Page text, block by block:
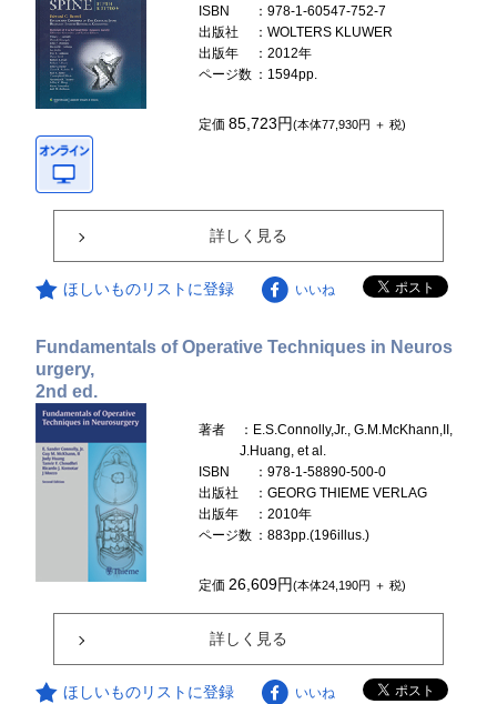
ISBN
：978-1-60547-752-7
出版社
：WOLTERS KLUWER
出版年
：2012年
ページ数 ：1594pp.
定価85,723円(本体77,930円 ＋ 税)
詳しく見る
ほしいものリストに登録 いいね
Fundamentals of Operative Techniques in Neuros
urgery,
2nd ed.
著者
：E.S.Connolly,Jr., G.M.McKhann,II,
J.Huang, et al.
ISBN
：978-1-58890-500-0
出版社
：GEORG THIEME VERLAG
出版年
：2010年
ページ数 ：883pp.(196illus.)
定価26,609円(本体24,190円 ＋ 税)
詳しく見る
ほしいものリストに登録 いいね